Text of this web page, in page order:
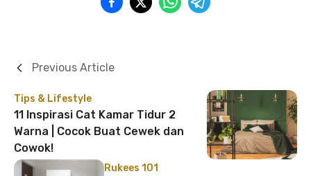
Tips & Lifestyle
11 Inspirasi Cat Kamar Tidur 2
Warna | Cocok Buat Cewek dan
Cowok!
Previous Article
Rukees 101